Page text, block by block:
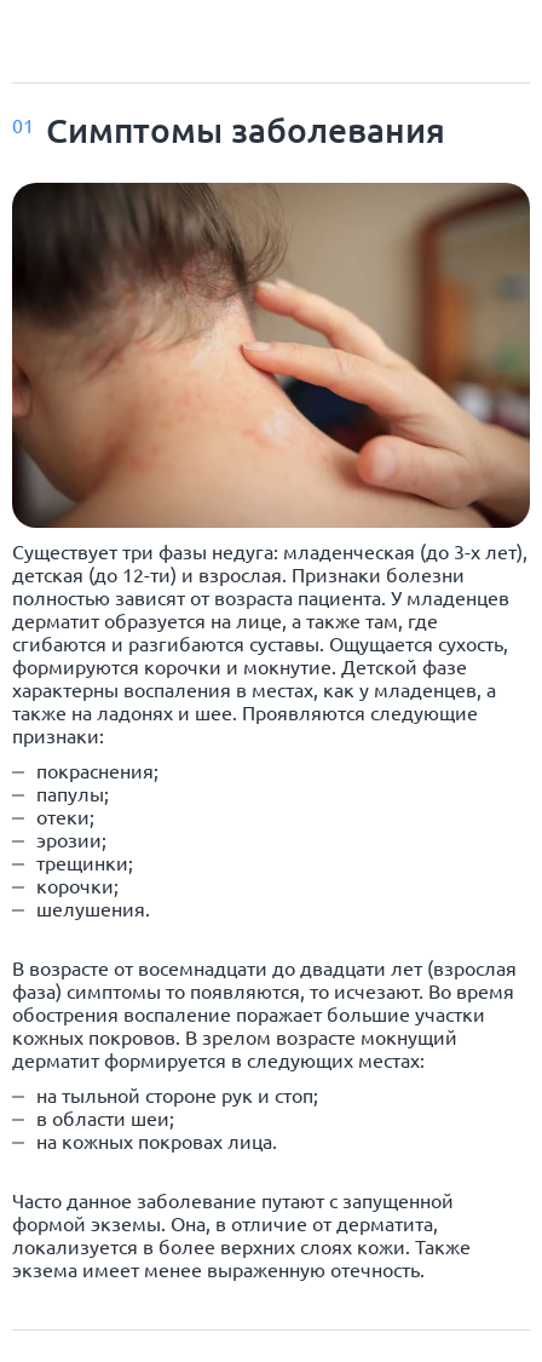
01 Симптомы заболевания
Существует три фазы недуга: младенческая (до 3-х лет),
детская (до 12-ти) и взрослая. Признаки болезни
полностью зависят от возраста пациента. У младенцев
дерматит образуется на лице, а также там, где
сгибаются и разгибаются суставы. Ощущается сухость,
формируются корочки и мокнутие. Детской фазе
характерны воспаления в местах, как у младенцев, а
также на ладонях и шее. Проявляются следующие
признаки:
покраснения;
папулы;
отеки;
эрозии;
трещинки;
корочки;
шелушения.
В возрасте от восемнадцати до двадцати лет (взрослая
фаза) симптомы то появляются, то исчезают. Во время
обострения воспаление поражает большие участки
кожных покровов. В зрелом возрасте мокнущий
дерматит формируется в следующих местах:
на тыльной стороне рук и стоп;
в области шеи;
на кожных покровах лица.
Часто данное заболевание путают с запущенной
формой экземы. Она, в отличие от дерматита,
локализуется в более верхних слоях кожи. Также
экзема имеет менее выраженную отечность.